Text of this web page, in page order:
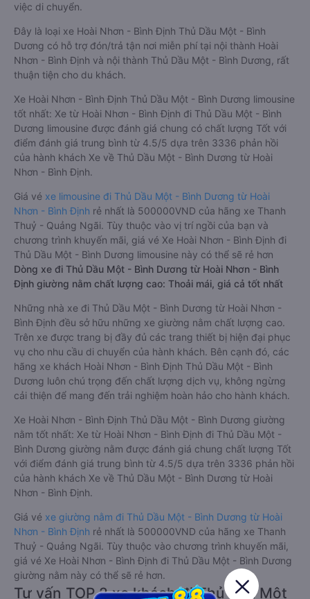
việc di chuyển.
Đây là loại xe Hoài Nhơn - Bình Định Thủ Dầu Một - Bình
Dương có hỗ trợ đón/trả tận nơi miễn phí tại nội thành Hoài
Nhơn - Bình Định và nội thành Thủ Dầu Một - Bình Dương, rất
thuận tiện cho du khách.
Xe Hoài Nhơn - Bình Định Thủ Dầu Một - Bình Dương limousine
tốt nhất: Xe từ Hoài Nhơn - Bình Định đi Thủ Dầu Một - Bình
Dương limousine được đánh giá chung có chất lượng Tốt với
điểm đánh giá trung bình từ 4.5/5 dựa trên 3336 phản hồi
của hành khách Xe về Thủ Dầu Một - Bình Dương từ Hoài
Nhơn - Bình Định.
Giá vé xe limousine đi Thủ Dầu Một - Bình Dương từ Hoài
Nhơn - Bình Định rẻ nhất là 500000VND của hãng xe Thanh
Thuỷ - Quảng Ngãi. Tùy thuộc vào vị trí ngồi của bạn và
chương trình khuyến mãi, giá vé Xe Hoài Nhơn - Bình Định đi
Thủ Dầu Một - Bình Dương limousine này có thể sẽ rẻ hơn
Dòng xe đi Thủ Dầu Một - Bình Dương từ Hoài Nhơn - Bình
Định giường nằm chất lượng cao: Thoải mái, giá cả tốt nhất
Những nhà xe đi Thủ Dầu Một - Bình Dương từ Hoài Nhơn -
Bình Định đều sở hữu những xe giường nằm chất lượng cao.
Trên xe được trang bị đầy đủ các trang thiết bị hiện đại phục
vụ cho nhu cầu di chuyển của hành khách. Bên cạnh đó, các
hãng xe khách Hoài Nhơn - Bình Định Thủ Dầu Một - Bình
Dương luôn chú trọng đến chất lượng dịch vụ, không ngừng
cải thiện để mang đến trải nghiệm hoàn hảo cho hành khách.
Xe Hoài Nhơn - Bình Định Thủ Dầu Một - Bình Dương giường
nằm tốt nhất: Xe từ Hoài Nhơn - Bình Định đi Thủ Dầu Một -
Bình Dương giường nằm được đánh giá chung chất lượng Tốt
với điểm đánh giá trung bình từ 4.5/5 dựa trên 3336 phản hồi
của hành khách Xe về Thủ Dầu Một - Bình Dương từ Hoài
Nhơn - Bình Định.
Giá vé xe giường nằm đi Thủ Dầu Một - Bình Dương từ Hoài
Nhơn - Bình Định rẻ nhất là 500000VND của hãng xe Thanh
Thuỷ - Quảng Ngãi. Tùy thuộc vào chương trình khuyến mãi,
giá vé Xe Hoài Nhơn - Bình Định đi Thủ Dầu Một - Bình Dương
giường nằm này có thể sẽ rẻ hơn.
Tư vấn TOP 2 xe khách đi Thủ Dầu Một